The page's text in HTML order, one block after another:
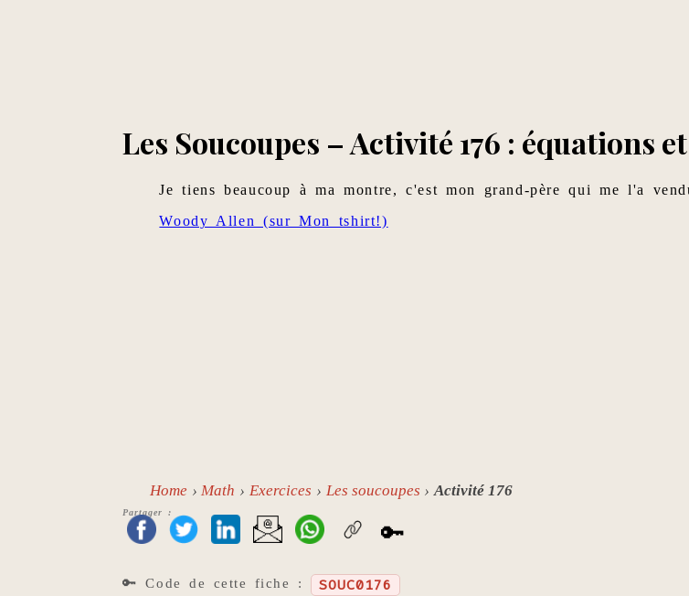
Les Soucoupes – Activité 176 : équations
Je tiens beaucoup à ma montre, c'est mon grand-père qui me l'a
Woody Allen (sur Mon tshirt!)
Home Math Exercices Les soucoupes Activité 176
Partager :
🔑
🔑 Code de cette fiche : SOUC0176